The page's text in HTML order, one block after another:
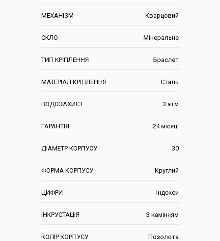
МЕХАНІЗМ Кварцовий
СКЛО Мінеральне
ТИП КРІПЛЕННЯ Браслет
МАТЕРІАЛ КРІПЛЕННЯ Сталь
ВОДОЗАХИСТ 3 атм
ГАРАНТІЯ 24 місяці
ДІАМЕТР КОРПУСУ 30
ФОРМА КОРПУСУ Круглий
ЦИФРИ Індекси
ІНКРУСТАЦІЯ З камінням
КОЛІР КОРПУСУ Позолота